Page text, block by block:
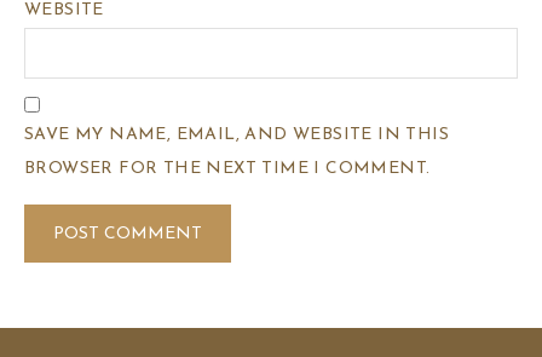
WEBSITE
SAVE MY NAME, EMAIL, AND WEBSITE IN THIS
BROWSER FOR THE NEXT TIME I COMMENT.